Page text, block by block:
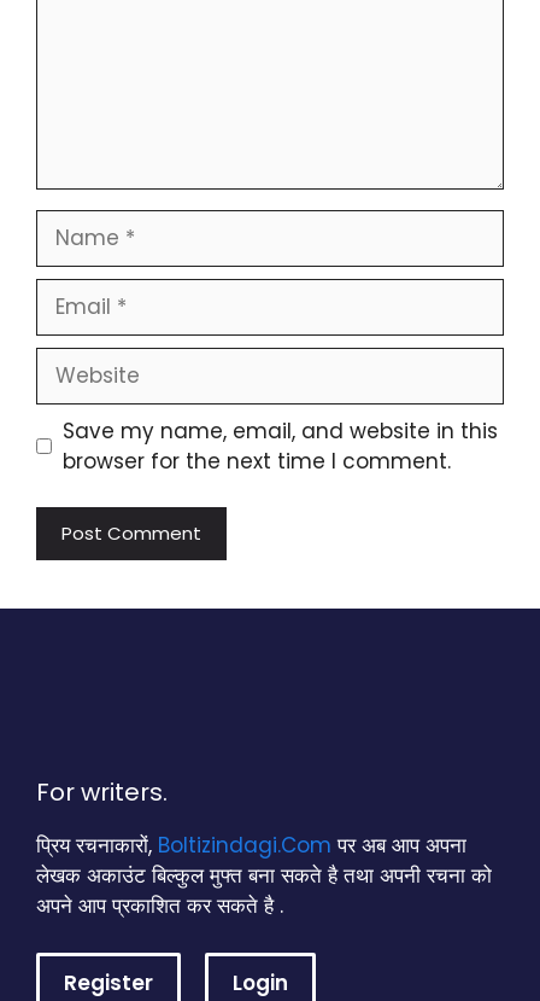
Name
Email
Website
Save my name, email, and website in this
browser for the next time I comment.
For writers.
प्रिय रचनाकारों, Boltizindagi.Com पर अब आप अपना
लेखक अकाउंट बिल्कुल मुफ्त बना सकते है तथा अपनी रचना को
अपने आप प्रकाशित कर सकते है .
Register Login